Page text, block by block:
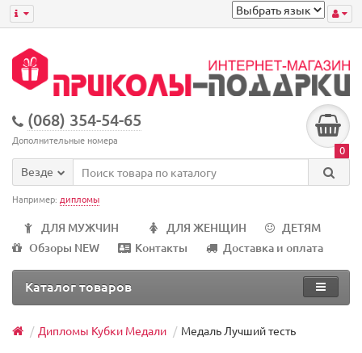
(068) 354-54-65
Дополнительные номера
0
Везде
Например: дипломы
ДЛЯ МУЖЧИН ДЛЯ ЖЕНЩИН
ДЕТЯМ
Обзоры NEW
Контакты Доставка и оплата
Каталог товаров
Дипломы Кубки Медали Медаль Лучший тесть